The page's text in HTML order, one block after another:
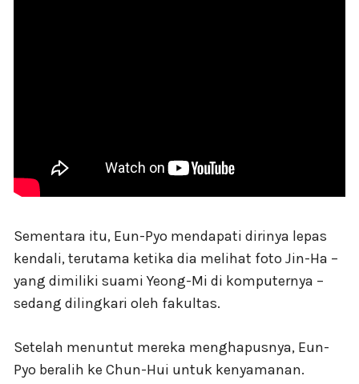
Sementara itu, Eun-Pyo mendapati dirinya lepas
kendali, terutama ketika dia melihat foto Jin-Ha –
yang dimiliki suami Yeong-Mi di komputernya –
sedang dilingkari oleh fakultas.
Setelah menuntut mereka menghapusnya, Eun-
Pyo beralih ke Chun-Hui untuk kenyamanan.